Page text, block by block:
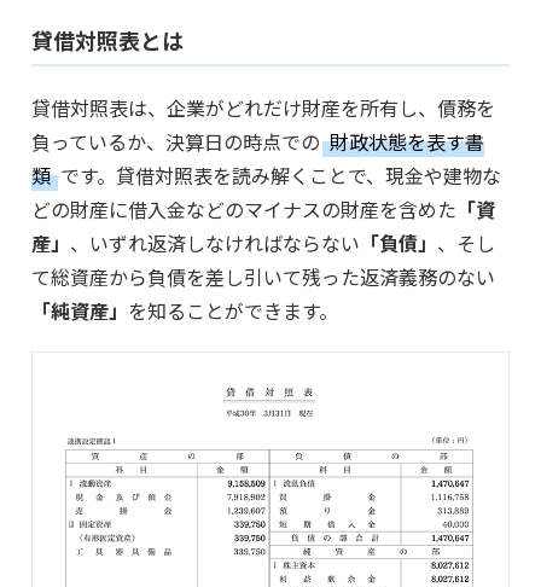
貸借対照表とは
貸借対照表は、企業がどれだけ財産を所有し、債務を
負っているか、決算日の時点での 財政状態を表す書
類 です。貸借対照表を読み解くことで、現金や建物な
どの財産に借入金などのマイナスの財産を含めた 「資
産」 、いずれ返済しなければならない 「負債」 、そし
て総資産から負債を差し引いて残った返済義務のない
「純資産」 を知ることができます。